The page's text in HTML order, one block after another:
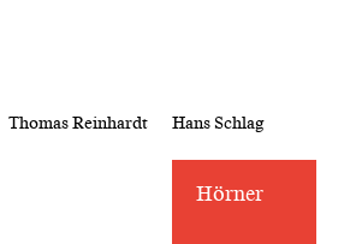
Thomas Reinhardt Hans Schlag
Hörner